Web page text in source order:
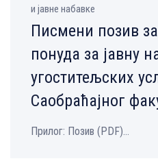
и јавне набавке
Писмени позив
понуда за јавну
угоститељских
Саобраћајног
Прилог: Позив (PDF)...